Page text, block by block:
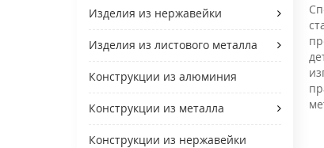
Изделия из нержавейки
Изделия из листового металла
Конструкции из алюминия
Конструкции из металла
Конструкции из нержавейки